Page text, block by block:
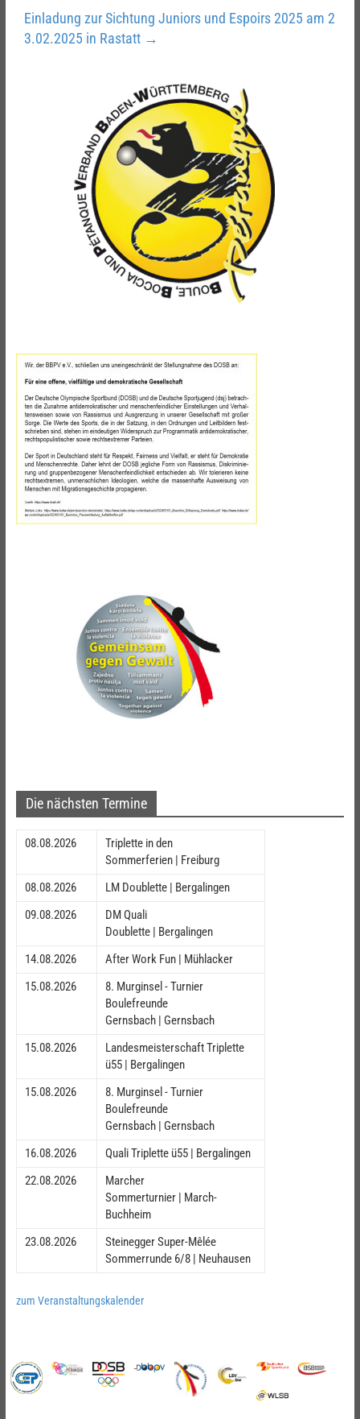
Einladung zur Sichtung Juniors und Espoirs 2025 am 2
3.02.2025 in Rastatt →
Die nächsten Termine
08.08.2026
Triplette in den
Sommerferien | Freiburg
08.08.2026
LM Doublette | Bergalingen
09.08.2026
DM Quali
Doublette | Bergalingen
14.08.2026
After Work Fun | Mühlacker
15.08.2026
8. Murginsel - Turnier
Boulefreunde
Gernsbach | Gernsbach
15.08.2026
Landesmeisterschaft Triplette
ü55 | Bergalingen
15.08.2026
8. Murginsel - Turnier
Boulefreunde
Gernsbach | Gernsbach
16.08.2026
Quali Triplette ü55 | Bergalingen
22.08.2026
Marcher
Sommerturnier | March-
Buchheim
23.08.2026
Steinegger Super-Mêlée
Sommerrunde 6/8 | Neuhausen
zum Veranstaltungskalender